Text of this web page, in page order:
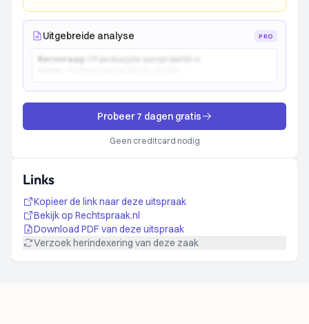
Uitgebreide analyse PRO
Kernvraag:
Probeer 7 dagen gratis
Geen creditcard nodig
Links
Kopieer de link naar deze uitspraak
Bekijk op Rechtspraak.nl
Download PDF van deze uitspraak
Verzoek herindexering van deze zaak